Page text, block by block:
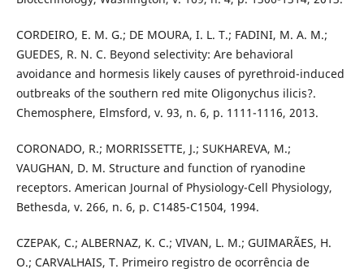
CORDEIRO, E. M. G.; DE MOURA, I. L. T.; FADINI, M. A. M.;
GUEDES, R. N. C. Beyond selectivity: Are behavioral
avoidance and hormesis likely causes of pyrethroid-induced
outbreaks of the southern red mite Oligonychus ilicis?.
Chemosphere, Elmsford, v. 93, n. 6, p. 1111-1116, 2013.
CORONADO, R.; MORRISSETTE, J.; SUKHAREVA, M.;
VAUGHAN, D. M. Structure and function of ryanodine
receptors. American Journal of Physiology-Cell Physiology,
Bethesda, v. 266, n. 6, p. C1485-C1504, 1994.
CZEPAK, C.; ALBERNAZ, K. C.; VIVAN, L. M.; GUIMARÃES, H.
O.; CARVALHAIS, T. Primeiro registro de ocorrência de